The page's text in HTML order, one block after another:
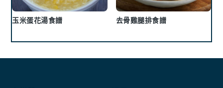
玉米蛋花湯食譜 去骨雞腿排食譜